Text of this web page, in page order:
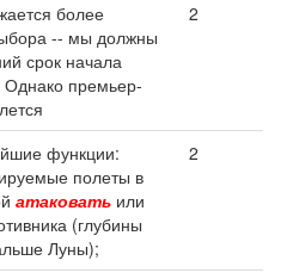
более
-- мы должны
срок начала
Однако премьер-
2
функции:
полеты в
атаковать или
(глубины
Луны);
2